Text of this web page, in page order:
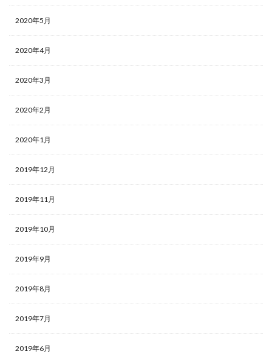
2020年5月
2020年4月
2020年3月
2020年2月
2020年1月
2019年12月
2019年11月
2019年10月
2019年9月
2019年8月
2019年7月
2019年6月